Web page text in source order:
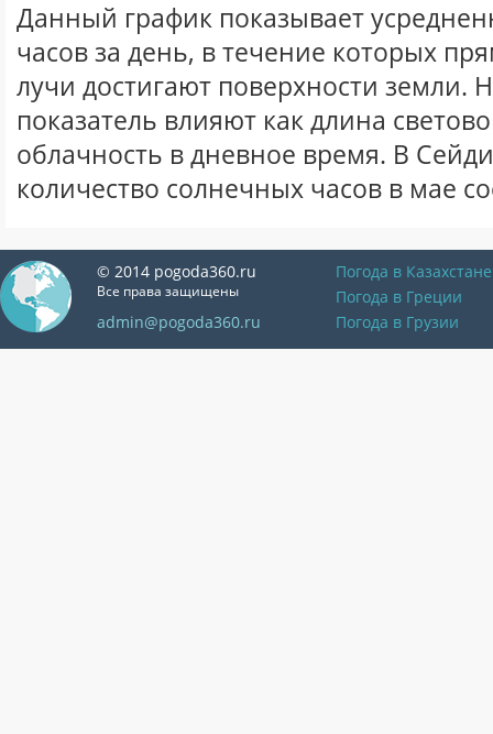
Данный график показывает
часов за день, в течение которых
лучи достигают поверхности земли.
показатель влияют как длина
облачность в дневное время. В
количество солнечных часов в мае
© 2014 pogoda360.ru
Все права защищены
admin@pogoda360.ru
Погода в Казахстане
Погода в Греции
Погода в Грузии